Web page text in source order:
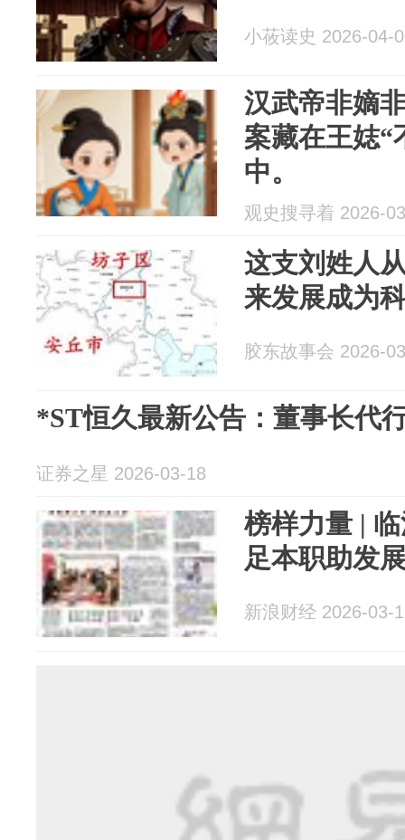
小莜读史 2026-04-
汉武帝非嫡
案藏在王娡“
中。
观史搜寻着 2026-
这支刘姓人
来发展成为
胶东故事会 2026-
*ST恒久最新公告：董事长代
证券之星 2026-03-18
榜样力量 |
足本职助发
新浪财经 2026-03-